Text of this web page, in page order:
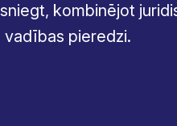
kombinējot
vadības pieredzi.